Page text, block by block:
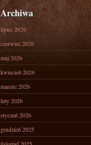
Archiwa
lipiec 2026
czerwiec 2026
maj 2026
kwiecień 2026
marzec 2026
luty 2026
styczeń 2026
grudzień 2025